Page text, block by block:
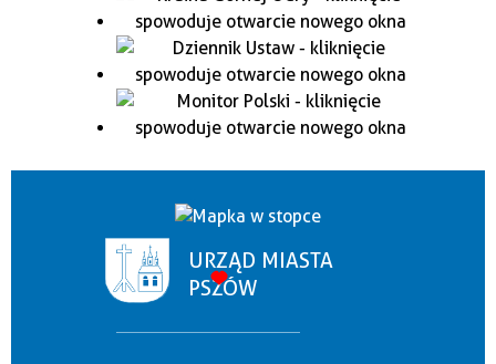
URZĄD MIASTA
PSZÓW